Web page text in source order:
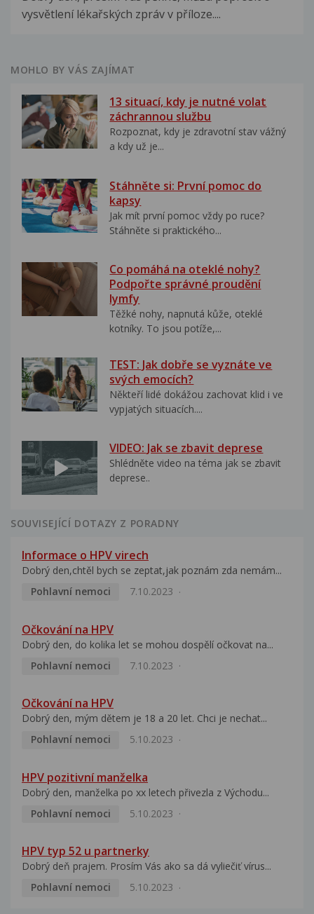
vysvětlení lékařských zpráv v příloze....
MOHLO BY VÁS ZAJÍMAT
13 situací, kdy je nutné volat
záchrannou službu
Rozpoznat, kdy je zdravotní stav vážný
a kdy už je...
Stáhněte si: První pomoc do
kapsy
Jak mít první pomoc vždy po ruce?
Stáhněte si praktického...
Co pomáhá na oteklé nohy?
Podpořte správné proudění
lymfy
Těžké nohy, napnutá kůže, oteklé
kotníky. To jsou potíže,...
TEST: Jak dobře se vyznáte ve
svých emocích?
Někteří lidé dokážou zachovat klid i ve
vypjatých situacích....
VIDEO: Jak se zbavit deprese
Shlédněte video na téma jak se zbavit
deprese..
SOUVISEJÍCÍ DOTAZY Z PORADNY
Informace o HPV virech
Dobrý den,chtěl bych se zeptat,jak poznám zda nemám...
Pohlavní nemoci
7.10.2023
Očkování na HPV
Dobrý den, do kolika let se mohou dospělí očkovat na...
Pohlavní nemoci
7.10.2023
Očkování na HPV
Dobrý den, mým dětem je 18 a 20 let. Chci je nechat...
Pohlavní nemoci
5.10.2023
HPV pozitivní manželka
Dobrý den, manželka po xx letech přivezla z Východu...
Pohlavní nemoci
5.10.2023
HPV typ 52 u partnerky
Dobrý deň prajem. Prosím Vás ako sa dá vyliečiť vírus...
Pohlavní nemoci
5.10.2023